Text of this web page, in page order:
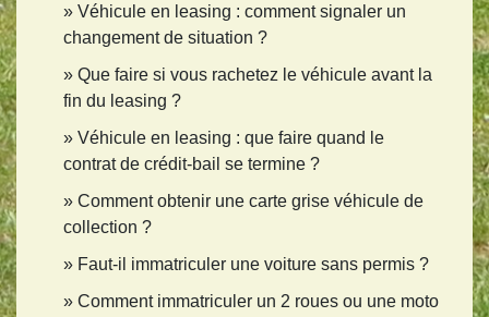
Véhicule en leasing : comment signaler un
changement de situation ?
Que faire si vous rachetez le véhicule avant la
fin du leasing ?
Véhicule en leasing : que faire quand le
contrat de crédit-bail se termine ?
Comment obtenir une carte grise véhicule de
collection ?
Faut-il immatriculer une voiture sans permis ?
Comment immatriculer un 2 roues ou une moto